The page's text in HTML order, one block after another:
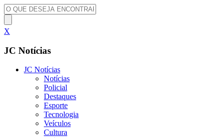
X
JC Notícias
JC Notícias
Notícias
Policial
Destaques
Esporte
Tecnologia
Veículos
Cultura